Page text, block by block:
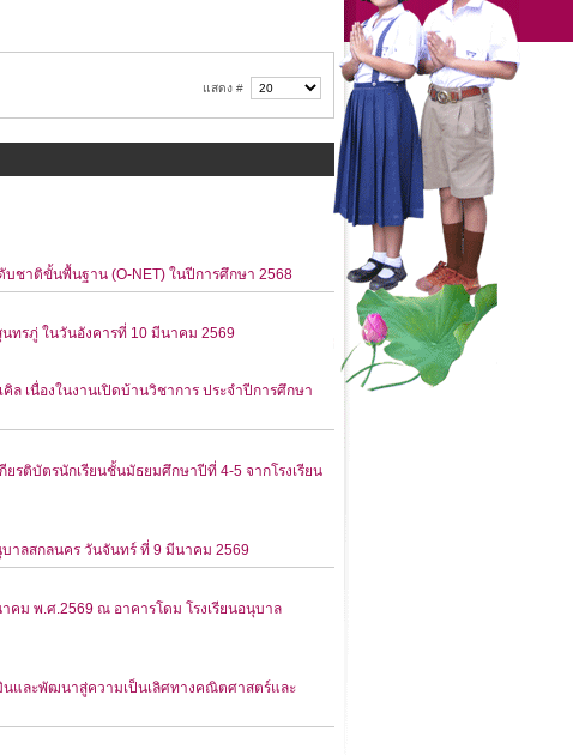
แสดง #
ชาติขั้นพื้นฐาน (O-NET) ในปีการศึกษา 2568
ทรภู่ ในวันอังคารที่ 10 มีนาคม 2569
เนื่องในงานเปิดบ้านวิชาการ ประจำปีการศึกษา
รติบัตรนักเรียนชั้นมัธยมศึกษาปีที่ 4-5 จากโรงเรียน
บาลสกลนคร วันจันทร์ ที่ 9 มีนาคม 2569
าคม พ.ศ.2569 ณ อาคารโดม โรงเรียนอนุบาล
นและพัฒนาสู่ความเป็นเลิศทางคณิตศาสตร์และ